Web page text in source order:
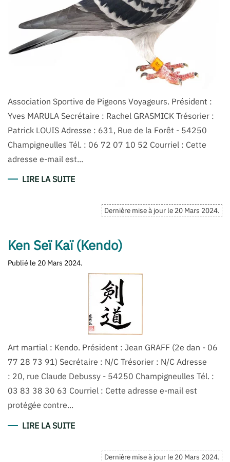
Association Sportive de Pigeons Voyageurs. Président :
Yves MARULA Secrétaire : Rachel GRASMICK Trésorier :
Patrick LOUIS Adresse : 631, Rue de la Forêt - 54250
Champigneulles Tél. : 06 72 07 10 52 Courriel : Cette
adresse e-mail est...
LIRE LA SUITE
Dernière mise à jour le 20 Mars 2024.
Ken Seï Kaï (Kendo)
Publié le 20 Mars 2024.
Art martial : Kendo. Président : Jean GRAFF (2e dan - 06
77 28 73 91) Secrétaire : N/C Trésorier : N/C Adresse
: 20, rue Claude Debussy - 54250 Champigneulles Tél. :
03 83 38 30 63 Courriel : Cette adresse e-mail est
protégée contre...
LIRE LA SUITE
Dernière mise à jour le 20 Mars 2024.